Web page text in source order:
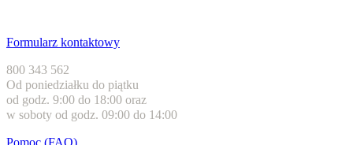
Formularz kontaktowy
800 343 562
Od poniedziałku do piątku
od godz. 9:00 do 18:00 oraz
w soboty od godz. 09:00 do 14:00